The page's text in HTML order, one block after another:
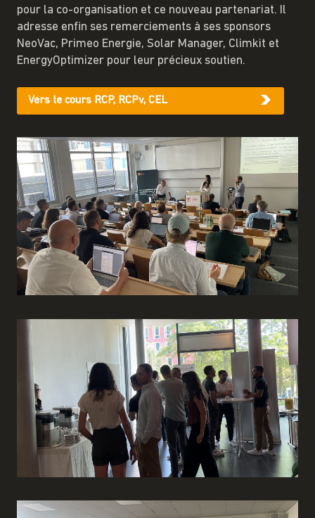
pour la co-organisation et ce nouveau partenariat. Il
adresse enfin ses remerciements à ses sponsors
NeoVac, Primeo Energie, Solar Manager, Climkit et
EnergyOptimizer pour leur précieux soutien.
Vers le cours RCP, RCPv, CEL